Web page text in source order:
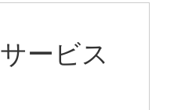
ービス